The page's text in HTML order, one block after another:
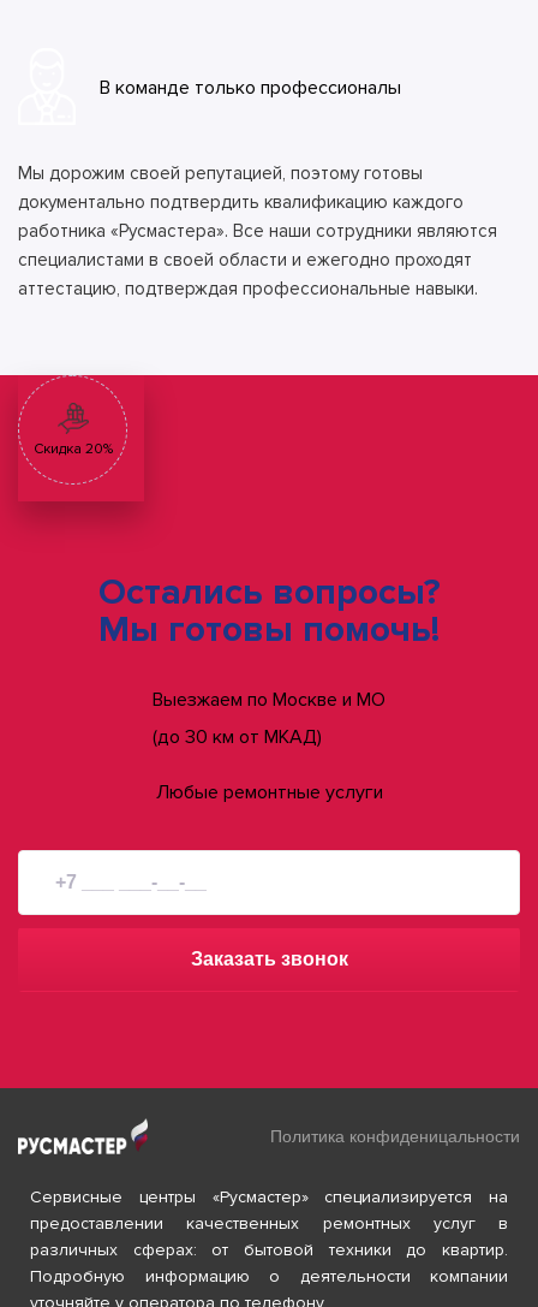
В команде только профессионалы
Мы дорожим своей репутацией, поэтому готовы
документально подтвердить квалификацию каждого
работника «Русмастера». Все наши сотрудники являются
специалистами в своей области и ежегодно проходят
аттестацию, подтверждая профессиональные навыки.
Скидка 20%
Остались вопросы?
Мы готовы помочь!
Выезжаем по Москве и МО
(до 30 км от МКАД)
Любые ремонтные услуги
Заказать звонок
Политика конфиденицальности
Сервисные центры «Русмастер» специализируется на
предоставлении качественных ремонтных услуг в
различных сферах: от бытовой техники до квартир.
Подробную информацию о деятельности компании
уточняйте у оператора по телефону.